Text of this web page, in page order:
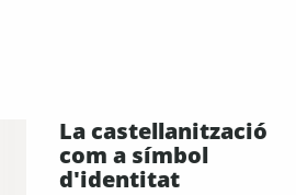
La castellanització
com a símbol
d'identitat